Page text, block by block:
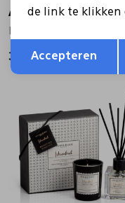
Atelier Rebul
37,00
Terug
de link te klikken
Accepteren